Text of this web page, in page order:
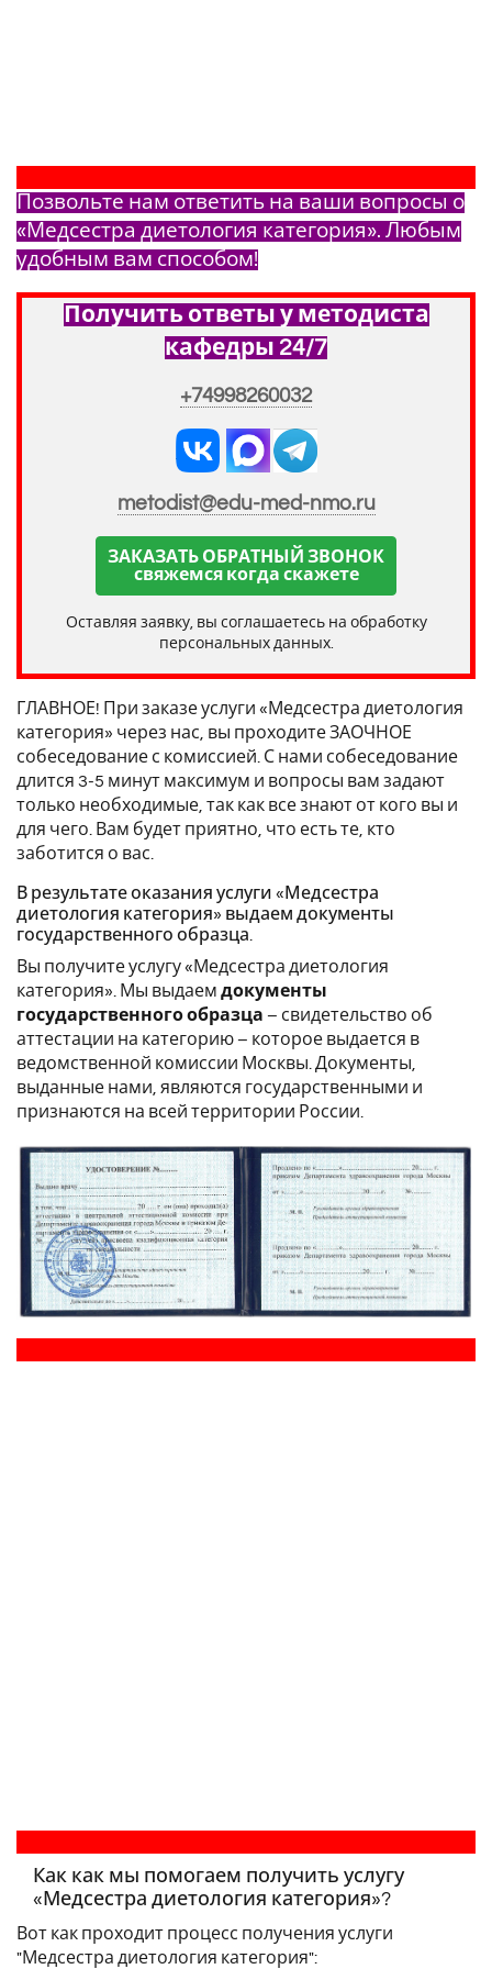
Позвольте нам ответить на ваши вопросы о
«Медсестра диетология категория». Любым
удобным вам способом!
Получить ответы у методиста
кафедры 24/7
+74998260032
metodist@edu-med-nmo.ru
ЗАКАЗАТЬ ОБРАТНЫЙ ЗВОНОК
свяжемся когда скажете
Оставляя заявку, вы соглашаетесь на обработку
персональных данных.
ГЛАВНОЕ! При заказе услуги «Медсестра диетология
категория» через нас, вы проходите ЗАОЧНОЕ
собеседование с комиссией. С нами собеседование
длится 3-5 минут максимум и вопросы вам задают
только необходимые, так как все знают от кого вы и
для чего. Вам будет приятно, что есть те, кто
заботится о вас.
В результате оказания услуги «Медсестра
диетология категория» выдаем документы
государственного образца.
Вы получите услугу «Медсестра диетология
категория». Мы выдаем документы
государственного образца – свидетельство об
аттестации на категорию – которое выдается в
ведомственной комиссии Москвы. Документы,
выданные нами, являются государственными и
признаются на всей территории России.
Как как мы помогаем получить услугу
«Медсестра диетология категория»?
Вот как проходит процесс получения услуги
"Медсестра диетология категория":